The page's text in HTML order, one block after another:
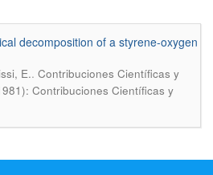
decomposition of a styrene-oxygen
E.. Contribuciones Científicas y
Contribuciones Científicas y